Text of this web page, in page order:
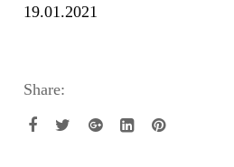
19.01.2021
Share: